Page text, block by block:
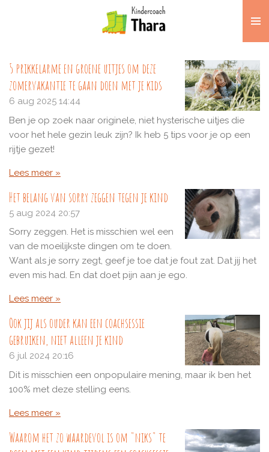
hoofdinhoud
5 prikkelarme en groene uitjes om deze
zomervakantie te gaan doen met je kids
6 aug 2025 14:44
Ben je op zoek naar originele, niet hysterische uitjes die
voor het hele gezin leuk zijn? Ik heb 5 tips voor je op een
rijtje gezet!
Lees meer »
Het belang van sorry zeggen tegen je kind
5 aug 2024 20:57
Sorry zeggen. Het is misschien wel een
van de moeilijkste dingen om te doen.
Want als je sorry zegt, geef je toe dat je fout zat. Dat jij het
even mis had. En dat doet pijn aan je ego.
Lees meer »
Ook jij als ouder kan een coachsessie
gebruiken, niet alleen je kind
6 jul 2024 20:16
Dit is misschien een onpopulaire mening, maar ik ben het
100% met deze stelling eens.
Lees meer »
Waarom het zo waardevol is om "niks" te